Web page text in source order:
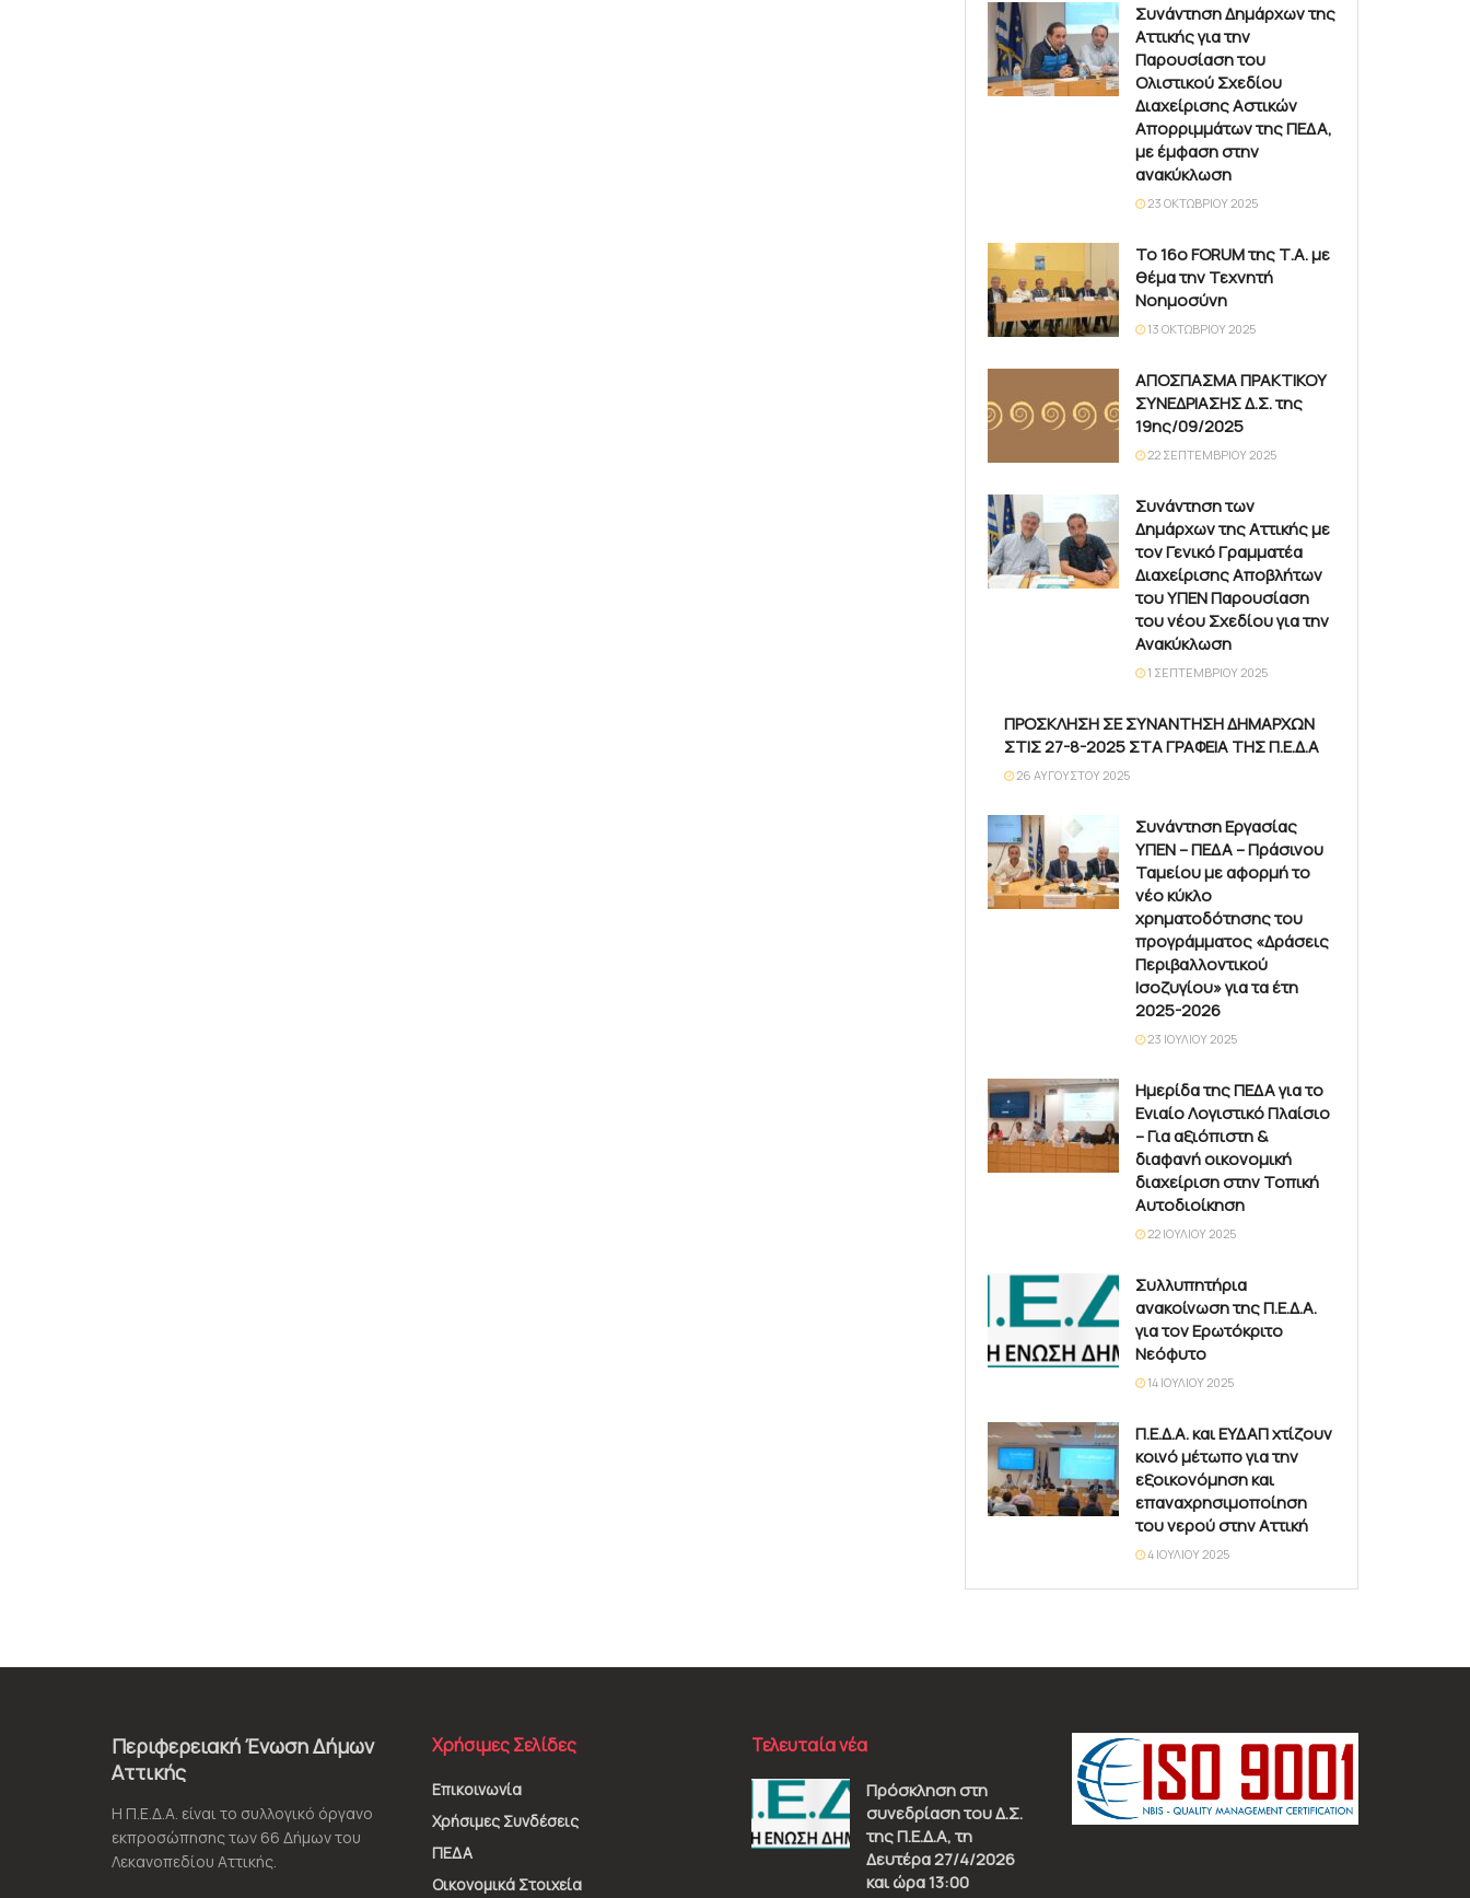
Συνάντηση Δημάρχων της
Αττικής για την
Παρουσίαση του
Ολιστικού Σχεδίου
Διαχείρισης Αστικών
Απορριμμάτων της ΠΕΔΑ,
με έμφαση στην
ανακύκλωση
23 ΟΚΤΩΒΡΊΟΥ 2025
Το 16ο FORUM της Τ.Α. με
θέμα την Τεχνητή
Νοημοσύνη
13 ΟΚΤΩΒΡΊΟΥ 2025
ΑΠΟΣΠΑΣΜΑ ΠΡΑΚΤΙΚΟΥ
ΣΥΝΕΔΡΙΑΣΗΣ Δ.Σ. της
19ης/09/2025
22 ΣΕΠΤΕΜΒΡΊΟΥ 2025
Συνάντηση των
Δημάρχων της Αττικής με
τον Γενικό Γραμματέα
Διαχείρισης Αποβλήτων
του ΥΠΕΝ Παρουσίαση
του νέου Σχεδίου για την
Ανακύκλωση
1 ΣΕΠΤΕΜΒΡΊΟΥ 2025
ΠΡΟΣΚΛΗΣΗ ΣΕ ΣΥΝΑΝΤΗΣΗ ΔΗΜΑΡΧΩΝ
ΣΤΙΣ 27-8-2025 ΣΤΑ ΓΡΑΦΕΙΑ ΤΗΣ Π.Ε.Δ.Α
26 ΑΥΓΟΎΣΤΟΥ 2025
Συνάντηση Εργασίας
ΥΠΕΝ – ΠΕΔΑ – Πράσινου
Ταμείου με αφορμή το
νέο κύκλο
χρηματοδότησης του
προγράμματος «Δράσεις
Περιβαλλοντικού
Ισοζυγίου» για τα έτη
2025-2026
23 ΙΟΥΛΊΟΥ 2025
Ημερίδα της ΠΕΔΑ για το
Ενιαίο Λογιστικό Πλαίσιο
– Για αξιόπιστη &
διαφανή οικονομική
διαχείριση στην Τοπική
Αυτοδιοίκηση
22 ΙΟΥΛΊΟΥ 2025
Συλλυπητήρια
ανακοίνωση της Π.Ε.Δ.Α.
για τον Ερωτόκριτο
Νεόφυτο
14 ΙΟΥΛΊΟΥ 2025
Π.Ε.Δ.Α. και ΕΥΔΑΠ χτίζουν
κοινό μέτωπο για την
εξοικονόμηση και
επαναχρησιμοποίηση
του νερού στην Αττική
4 ΙΟΥΛΊΟΥ 2025
Περιφερειακή Ένωση Δήμων
Αττικής
Η Π.Ε.Δ.Α. είναι το συλλογικό όργανο
εκπροσώπησης των 66 Δήμων του
Λεκανοπεδίου Αττικής.
Χρήσιμες Σελίδες
Επικοινωνία
Χρήσιμες Συνδέσεις
ΠΕΔΑ
Οικονομικά Στοιχεία
Τελευταία νέα
Πρόσκληση στη
συνεδρίαση του Δ.Σ.
της Π.Ε.Δ.Α, τη
Δευτέρα 27/4/2026
και ώρα 13:00